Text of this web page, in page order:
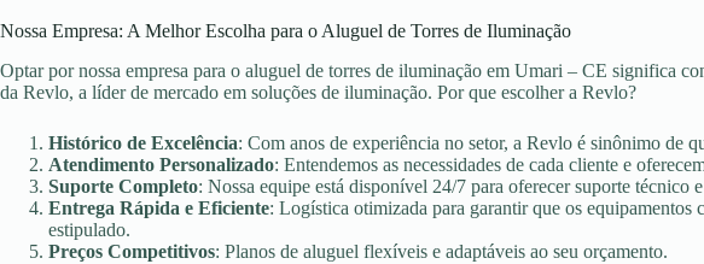
Nossa Empresa: A Melhor Escolha para o Aluguel de Torres de Iluminação
Optar por nossa empresa para o aluguel de torres de iluminação em Umari – CE significa
da Revlo, a líder de mercado em soluções de iluminação. Por que escolher a Revlo?
Histórico de Excelência: Com anos de experiência no setor, a Revlo é sinônimo de
Atendimento Personalizado: Entendemos as necessidades de cada cliente e
Suporte Completo: Nossa equipe está disponível 24/7 para oferecer suporte técnico
Entrega Rápida e Eficiente: Logística otimizada para garantir que os equipamentos
estipulado.
Preços Competitivos: Planos de aluguel flexíveis e adaptáveis ao seu orçamento.